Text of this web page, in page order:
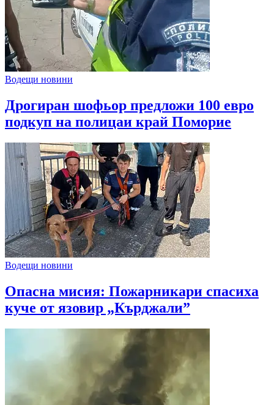
Водещи новини
Дрогиран шофьор предложи 100 евро
подкуп на полицаи край Поморие
Водещи новини
Опасна мисия: Пожарникари спасиха
куче от язовир „Кърджали”